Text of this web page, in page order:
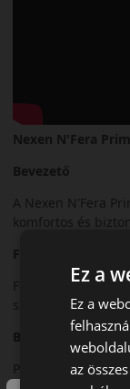
Nexen N'Fera
Bevezető
A Nexen N'Fera
komfortos és
Futófelület és
Fejlett futófelületi
száraz útfelületen.
Biztonsági
Precíz
Ez a
Ez a
az